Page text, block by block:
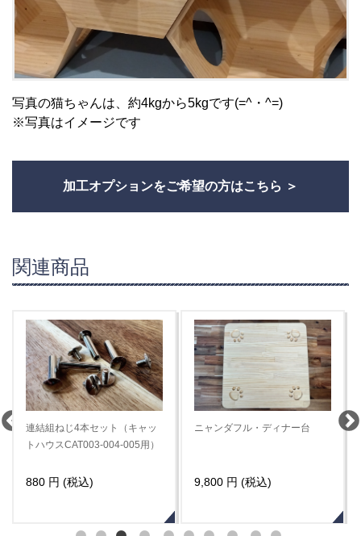
写真の猫ちゃんは、約4kgから5kgです(=^・^=)
※写真はイメージです
加工オプションをご希望の方はこちら
関連商品
☆送料無料☆キャットハウス・
ヘキサゴン（3個セット）
49,800 円 (税込)
DIYキット キャットステップ
3,520 円 (税込)